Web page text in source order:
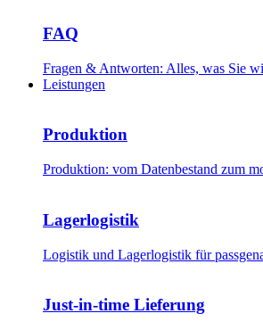
FAQ
Fragen & Antworten: Alles, was Sie
Leistungen
Produktion
Produktion: vom Datenbestand zum
Lagerlogistik
Logistik und Lagerlogistik für
Just-in-time Lieferung